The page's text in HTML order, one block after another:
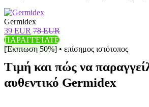
Germidex
39 EUR 78 EUR
ΠΑΡΑΓΓΕΊΛΤΕ
[Έκπτωση 50%] • επίσημος ιστότοπος
Τιμή και πώς να
αυθεντικό Germidex